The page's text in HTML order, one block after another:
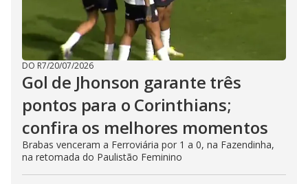
DO R7/20/07/2026
Gol de Jhonson garante três
pontos para o Corinthians;
confira os melhores momentos
Brabas venceram a Ferroviária por 1 a 0, na Fazendinha,
na retomada do Paulistão Feminino